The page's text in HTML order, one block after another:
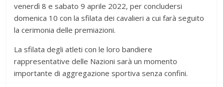
venerdì 8 e sabato 9 aprile 2022, per concludersi
domenica 10 con la sfilata dei cavalieri a cui farà seguito
la cerimonia delle premiazioni.
La sfilata degli atleti con le loro bandiere
rappresentative delle Nazioni sarà un momento
importante di aggregazione sportiva senza confini.